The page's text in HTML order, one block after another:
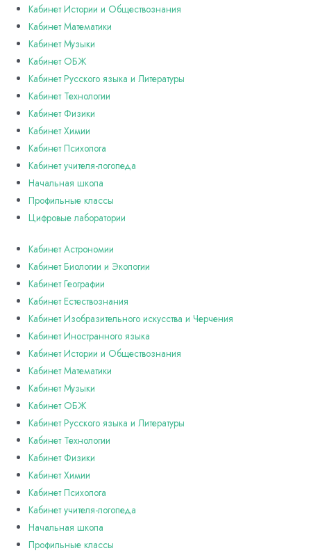
Кабинет Истории и Обществознания
Кабинет Математики
Кабинет Музыки
Кабинет ОБЖ
Кабинет Русского языка и Литературы
Кабинет Технологии
Кабинет Физики
Кабинет Химии
Кабинет Психолога
Кабинет учителя-логопеда
Начальная школа
Профильные классы
Цифровые лаборатории
Кабинет Астрономии
Кабинет Биологии и Экологии
Кабинет Географии
Кабинет Естествознания
Кабинет Изобразительного искусства и Черчения
Кабинет Иностранного языка
Кабинет Истории и Обществознания
Кабинет Математики
Кабинет Музыки
Кабинет ОБЖ
Кабинет Русского языка и Литературы
Кабинет Технологии
Кабинет Физики
Кабинет Химии
Кабинет Психолога
Кабинет учителя-логопеда
Начальная школа
Профильные классы